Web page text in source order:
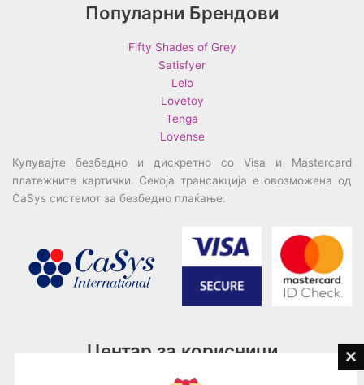
Популарни Брендови
Fifty Shades of Grey
Satisfyer
Lelo
Lovetoy
Tenga
Lovense
Купувајте безбедно и дискретно со Visa и Mastercard
платежните картички. Секоја трансакција е овозможена од
CaSys системот за безбедно плаќање.
Центар за корисници